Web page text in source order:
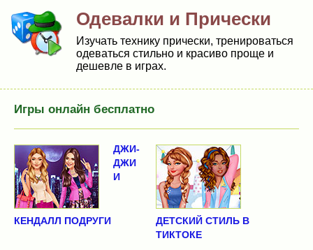
Одевалки и Прически
Изучать технику прически, тренироваться
одеваться стильно и красиво проще и
дешевле в играх.
Игры онлайн бесплатно
ДЖИ-
ДЖИ
И
КЕНДАЛЛ ПОДРУГИ
ДЕТСКИЙ СТИЛЬ В
ТИКТОКЕ